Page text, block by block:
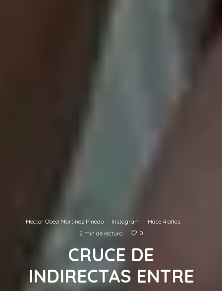
Hector Obed Martinez Pinedo · Instagram · Hace 4 años ·
·
2 min de lectura · 0
CRUCE DE
INDIRECTAS ENTRE